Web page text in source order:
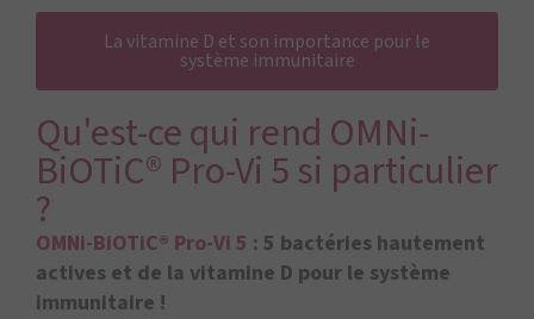
La vitamine D et son importance pour le
système immunitaire
Qu'est-ce qui rend OMNi-
BiOTiC® Pro-Vi 5 si particulier
?
OMNi-BiOTiC® Pro-Vi 5 : 5 bactéries hautement
actives et de la vitamine D pour le système
immunitaire !